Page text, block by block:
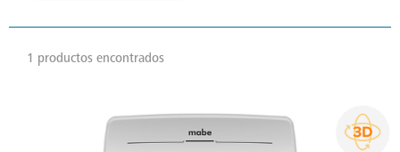
1 productos encontrados